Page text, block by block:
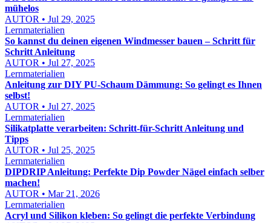
mühelos
AUTOR • Jul 29, 2025
Lernmaterialien
So kannst du deinen eigenen Windmesser bauen – Schritt für
Schritt Anleitung
AUTOR • Jul 27, 2025
Lernmaterialien
Anleitung zur DIY PU-Schaum Dämmung: So gelingt es Ihnen
selbst!
AUTOR • Jul 27, 2025
Lernmaterialien
Silikatplatte verarbeiten: Schritt-für-Schritt Anleitung und
Tipps
AUTOR • Jul 25, 2025
Lernmaterialien
DIPDRIP Anleitung: Perfekte Dip Powder Nägel einfach selber
machen!
AUTOR • Mar 21, 2026
Lernmaterialien
Acryl und Silikon kleben: So gelingt die perfekte Verbindung